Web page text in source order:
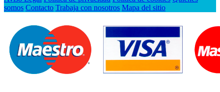
somos Contacto Trabaja con nosotros Mapa del sitio